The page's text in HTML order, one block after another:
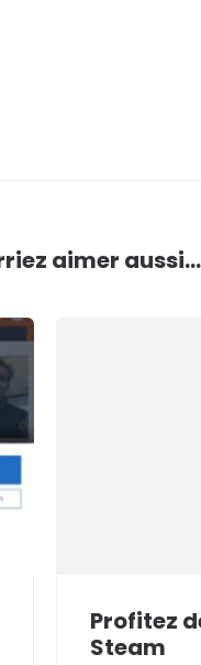
aimer aussi...
Profitez
Steam